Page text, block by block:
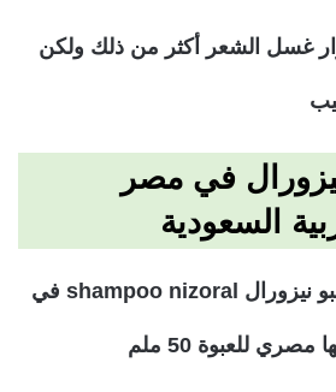
غسل الشعر أكثر من ذلك ولكن
في مصر
السعودية
يتراوح سعر شامبو نيزورال shampoo nizoral في